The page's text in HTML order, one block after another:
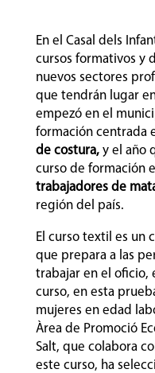
En el Casal dels
cursos formativos y
nuevos sectores
que tendrán lugar
empezó en el
formación centrada
de costura, y el año
curso de formación
trabajadores de
región del país.
El curso textil es un
que prepara a las
trabajar en el oficio,
curso, en esta
mujeres en edad
Àrea de Promoció
Salt, que colabora
este curso, ha